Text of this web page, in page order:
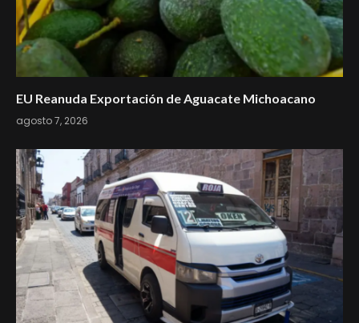
EU Reanuda Exportación de Aguacate Michoacano
agosto 7, 2026